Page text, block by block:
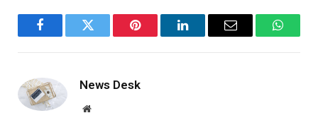
FacebookTwitter Pinterest LinkedInEmail
News Desk
Website